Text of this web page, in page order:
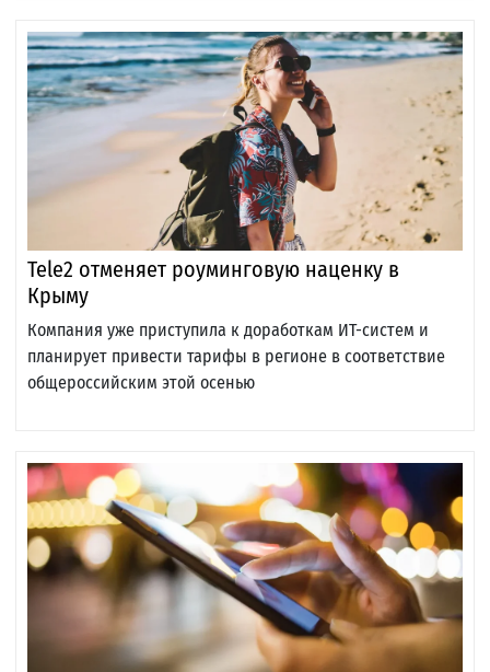
Tele2 отменяет роуминговую наценку в
Крыму
Компания уже приступила к доработкам ИТ-систем и
планирует привести тарифы в регионе в соответствие
общероссийским этой осенью